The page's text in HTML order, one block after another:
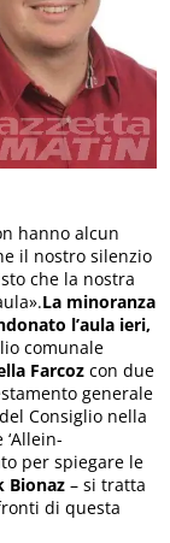
hanno alcun
il nostro silenzio
che la nostra
La minoranza
l’aula ieri,
comunale
Farcoz con due
generale
Consiglio nella
per spiegare le
Bionaz – si tratta
di questa